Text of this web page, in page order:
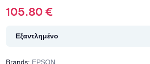
105.80€
Εξαντλημένο
Brands: EPSON